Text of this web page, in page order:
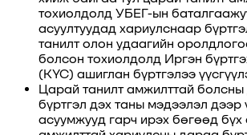
тохиолдолд УБЕГ-ын
асуултуудад хариулснаар
танилт олон удаагийн
болсон тохиолдолд Иргэн
(KYC) ашиглан бүртгэлээ
Царай танилт амжилттай
бүртгэл дэх таны мэдээлэл дээр
асуумжууд гарч ирэх бөгөөд бүх